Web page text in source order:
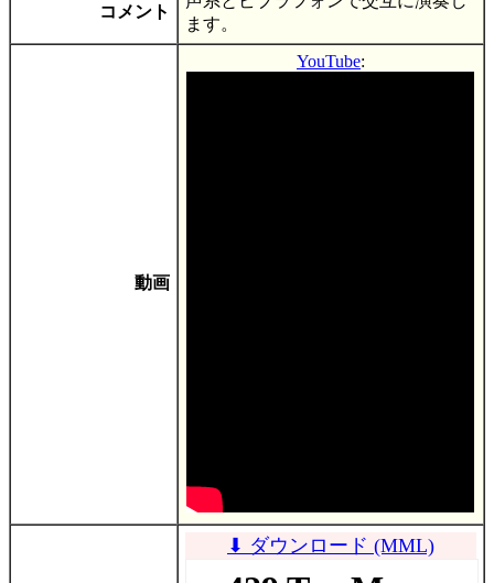
コメント
ます。
動画
YouTube:
⬇ ダウンロード (MML)